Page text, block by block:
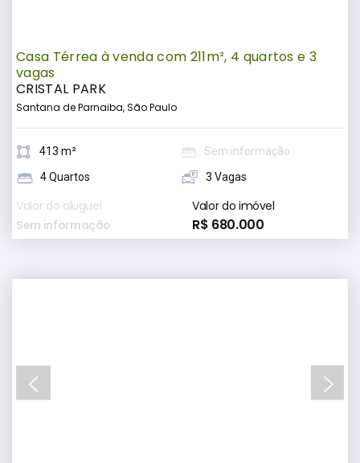
Casa Térrea à venda com 211m², 4 quartos e 3
vagas
CRISTAL PARK
Santana de Parnaiba, São Paulo
413 m²
Sem informação
4 Quartos
3 Vagas
Valor do aluguel
Sem informação
Valor do imóvel
R$ 680.000